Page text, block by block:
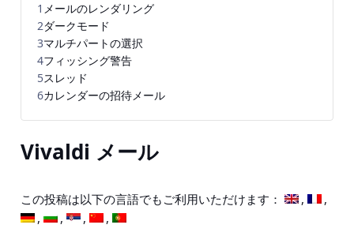
Vivaldi メール
この投稿は以下の言語でもご利用いただけます：
1 メールのレンダリング
2ダークモード
3マルチパートの選択
4フィッシング警告
5スレッド
6カレンダーの招待メール